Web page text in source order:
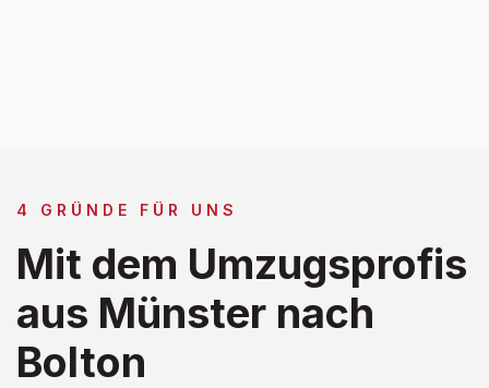
4 GRÜNDE FÜR UNS
Mit dem Umzugsprofis
aus Münster nach
Bolton